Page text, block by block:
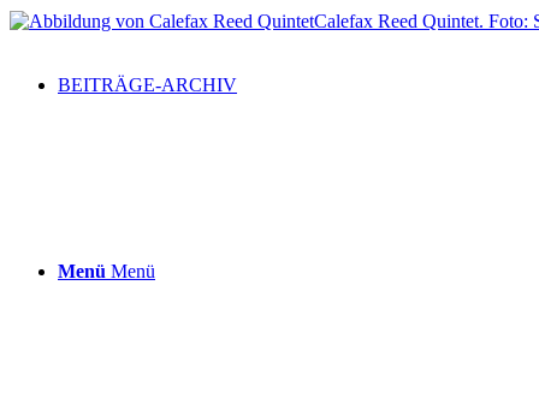
BEITRÄGE-ARCHIV
Menü Menü
Calefax Reed Quintet. Foto: